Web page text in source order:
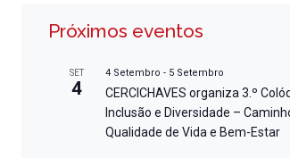
Próximos eventos
SET
4
4 Setembro - 5 Setembro
CERCICHAVES organiza 3.º
Inclusão e Diversidade –
Qualidade de Vida e Bem-Estar